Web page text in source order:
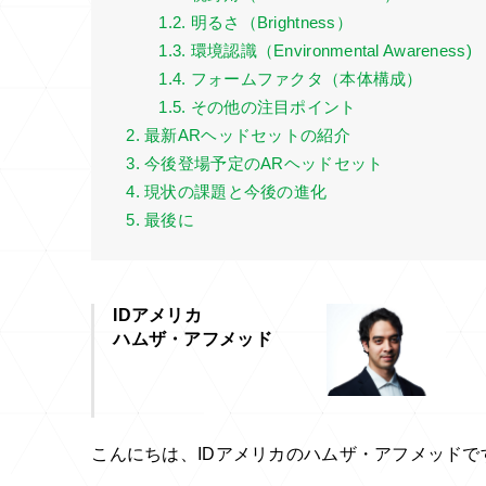
1.2. 明るさ（Brightness）
1.3. 環境認識（Environmental Awareness)
1.4. フォームファクタ（本体構成）
1.5. その他の注目ポイント
2. 最新ARヘッドセットの紹介
3. 今後登場予定のARヘッドセット
4. 現状の課題と今後の進化
5. 最後に
IDアメリカ
ハムザ・アフメッド
こんにちは、IDアメリカのハムザ・アフメッドで